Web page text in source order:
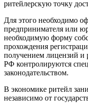
ритейлерскую точку
Для этого необходимо
предпринимателя или
необходимую форму
прохождения
получением лицензий и
РФ контролируются
законодательством.
В экономике ритейл
независимо от